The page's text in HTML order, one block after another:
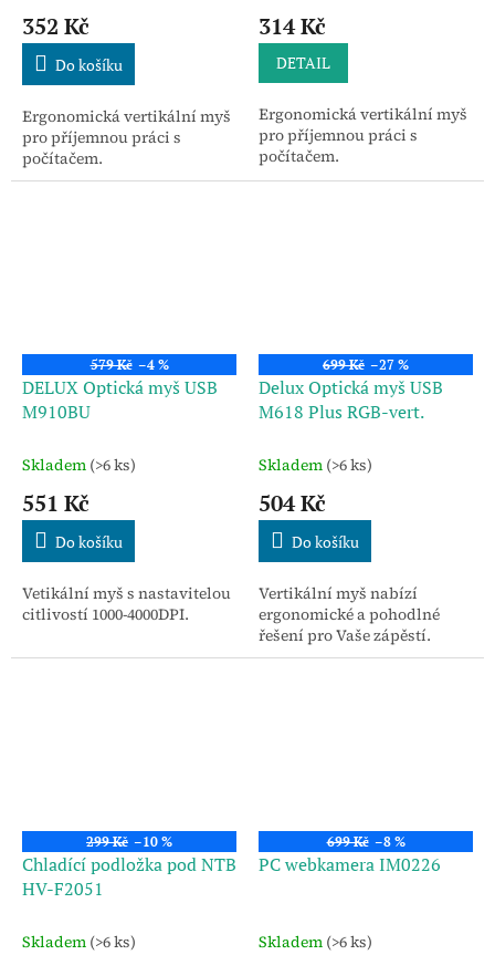
352 Kč
Do košíku
Ergonomická vertikální myš
pro příjemnou práci s
počítačem.
314 Kč
DETAIL
Ergonomická vertikální myš
pro příjemnou práci s
počítačem.
579 Kč –4 %
DELUX Optická myš USB
M910BU
Skladem (>6 ks)
551 Kč
Do košíku
Vetikální myš s nastavitelou
citlivostí 1000-4000DPI.
699 Kč –27 %
Delux Optická myš USB
M618 Plus RGB-vert.
Skladem (>6 ks)
504 Kč
Do košíku
Vertikální myš nabízí
ergonomické a pohodlné
řešení pro Vaše zápěstí.
299 Kč –10 %
Chladící podložka pod NTB
HV-F2051
Skladem (>6 ks)
699 Kč –8 %
PC webkamera IM0226
Skladem (>6 ks)